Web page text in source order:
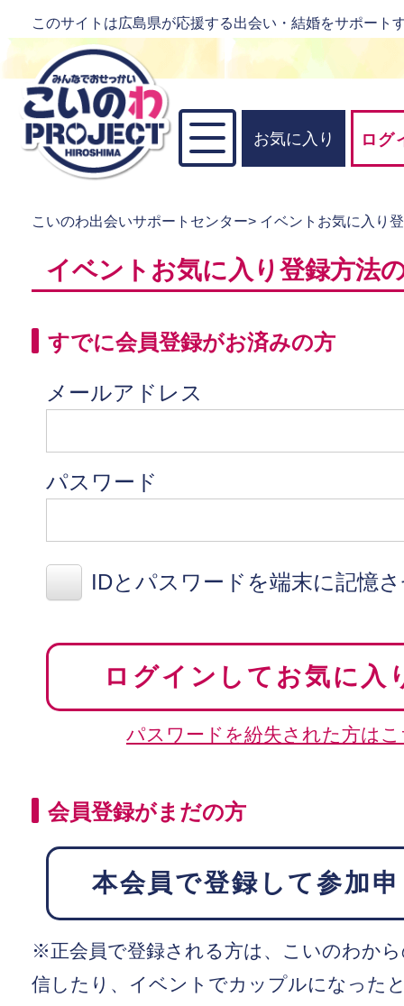
このサイトは広島県が応援する出会い・結婚をサポート
お気に入り ログ
こいのわ出会いサポートセンター> イベントお気に入り
イベントお気に入り登録方法
すでに会員登録がお済みの方
メールアドレス
パスワード
IDとパスワードを端末に記憶
ログインしてお気に入
パスワードを紛失された方は
会員登録がまだの方
本会員で登録して参加
※正会員で登録される方は、こいのわか
信したり、イベントでカップルになった